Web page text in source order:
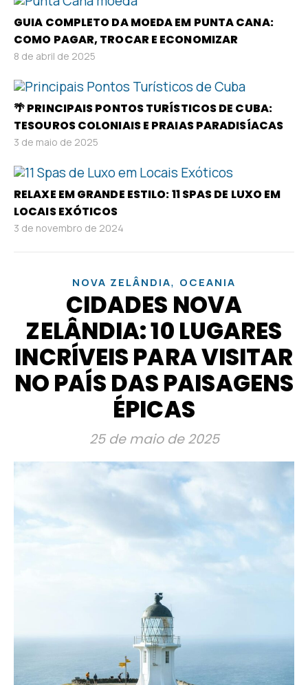
GUIA COMPLETO DA MOEDA EM PUNTA CANA:
COMO PAGAR, TROCAR E ECONOMIZAR
8 de abril de 2025
🌴 PRINCIPAIS PONTOS TURÍSTICOS DE CUBA:
TESOUROS COLONIAIS E PRAIAS PARADISÍACAS
3 de maio de 2025
RELAXE EM GRANDE ESTILO: 11 SPAS DE LUXO EM
LOCAIS EXÓTICOS
3 de novembro de 2024
NOVA ZELÂNDIA, OCEANIA
CIDADES NOVA
ZELÂNDIA: 10 LUGARES
INCRÍVEIS PARA VISITAR
NO PAÍS DAS PAISAGENS
ÉPICAS
25 de maio de 2025